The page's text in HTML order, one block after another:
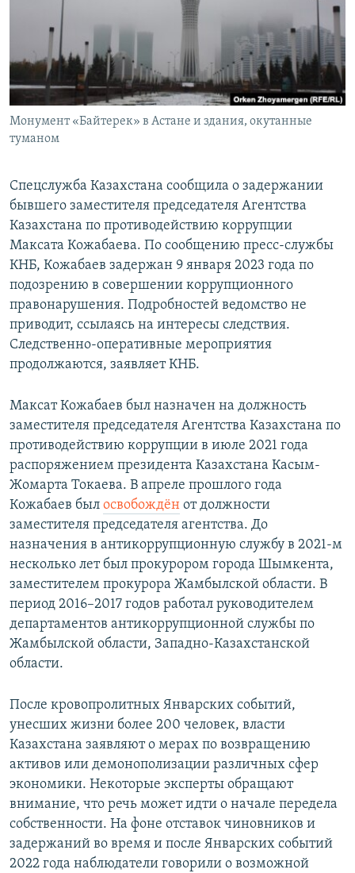
Монумент «Байтерек» в Астане и здания, окутанные
туманом
Спецслужба Казахстана сообщила о задержании
бывшего заместителя председателя Агентства
Казахстана по противодействию коррупции
Максата Кожабаева. По сообщению пресс-службы
КНБ, Кожабаев задержан 9 января 2023 года по
подозрению в совершении коррупционного
правонарушения. Подробностей ведомство не
приводит, ссылаясь на интересы следствия.
Следственно-оперативные мероприятия
продолжаются, заявляет КНБ.
Максат Кожабаев был назначен на должность
заместителя председателя Агентства Казахстана по
противодействию коррупции в июле 2021 года
распоряжением президента Казахстана Касым-
Жомарта Токаева. В апреле прошлого года
Кожабаев был освобождён от должности
заместителя председателя агентства. До
назначения в антикоррупционную службу в 2021-м
несколько лет был прокурором города Шымкента,
заместителем прокурора Жамбылской области. В
период 2016–2017 годов работал руководителем
департаментов антикоррупционной службы по
Жамбылской области, Западно-Казахстанской
области.
После кровопролитных Январских событий,
унесших жизни более 200 человек, власти
Казахстана заявляют о мерах по возвращению
активов или демонополизации различных сфер
экономики. Некоторые эксперты обращают
внимание, что речь может идти о начале передела
собственности. На фоне отставок чиновников и
задержаний во время и после Январских событий
2022 года наблюдатели говорили о возможной